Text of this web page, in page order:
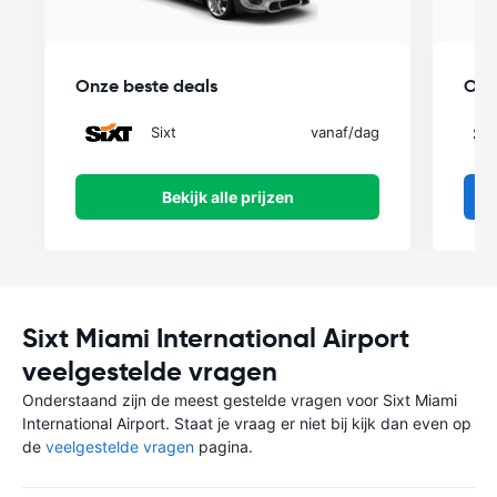
Onze beste deals
Sixt vanaf/dag
Bekijk alle prijzen
Sixt Miami International Airport
veelgestelde vragen
Onderstaand zijn de meest gestelde vragen voor Sixt Miami
International Airport. Staat je vraag er niet bij kijk dan even op
de veelgestelde vragen pagina.